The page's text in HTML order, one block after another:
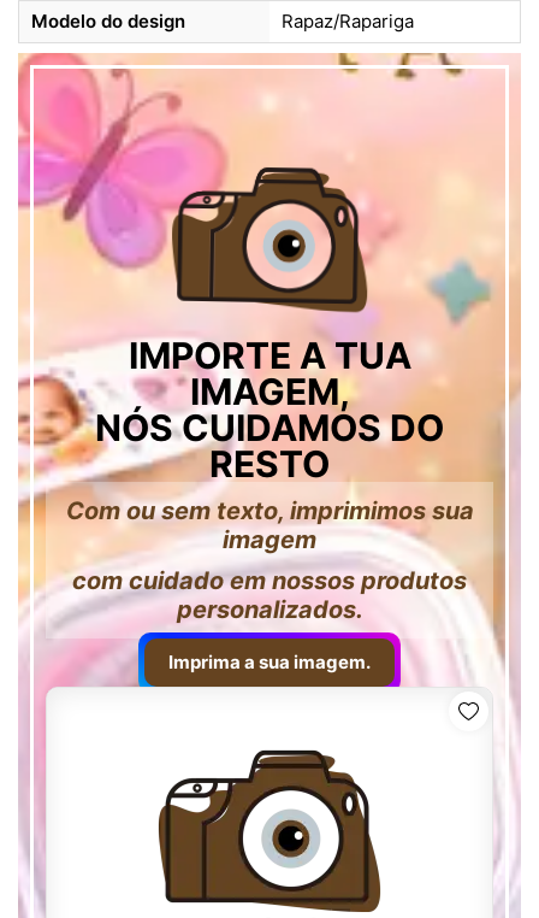
Modelo do design Rapaz/Rapariga
IMPORTE A TUA
IMAGEM,
NÓS CUIDAMOS DO
RESTO
Com ou sem texto, imprimimos sua
imagem
com cuidado em nossos produtos
personalizados.
Imprima a sua imagem.